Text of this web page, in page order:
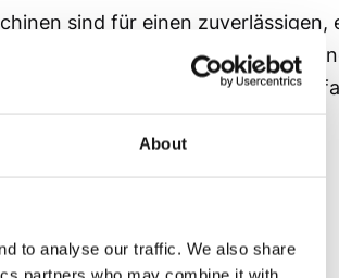
About
to analyse our traffic. We also share
sind für einen zuverlässigen,
Sie bieten eine hohe Betriebszeit
Dies trägt dazu bei,
zu senken.